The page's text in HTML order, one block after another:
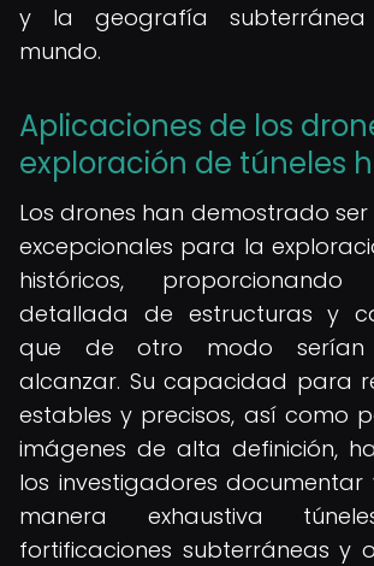
y la geografía
mundo.
Aplicaciones de los
exploración de túneles
Los drones han demostrado
excepcionales para la
históricos,
detallada de estructuras y
que de otro modo serían
alcanzar. Su capacidad para
estables y precisos, así como
imágenes de alta definición,
los investigadores
manera exhaustiva
fortificaciones subterráneas y